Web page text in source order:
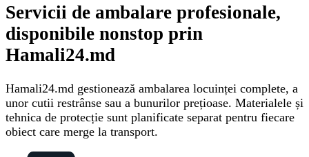
Servicii de ambalare profesionale,
disponibile nonstop prin
Hamali24.md
Hamali24.md gestionează ambalarea locuinței complete, a
unor cutii restrânse sau a bunurilor prețioase. Materialele și
tehnica de protecție sunt planificate separat pentru fiecare
obiect care merge la transport.